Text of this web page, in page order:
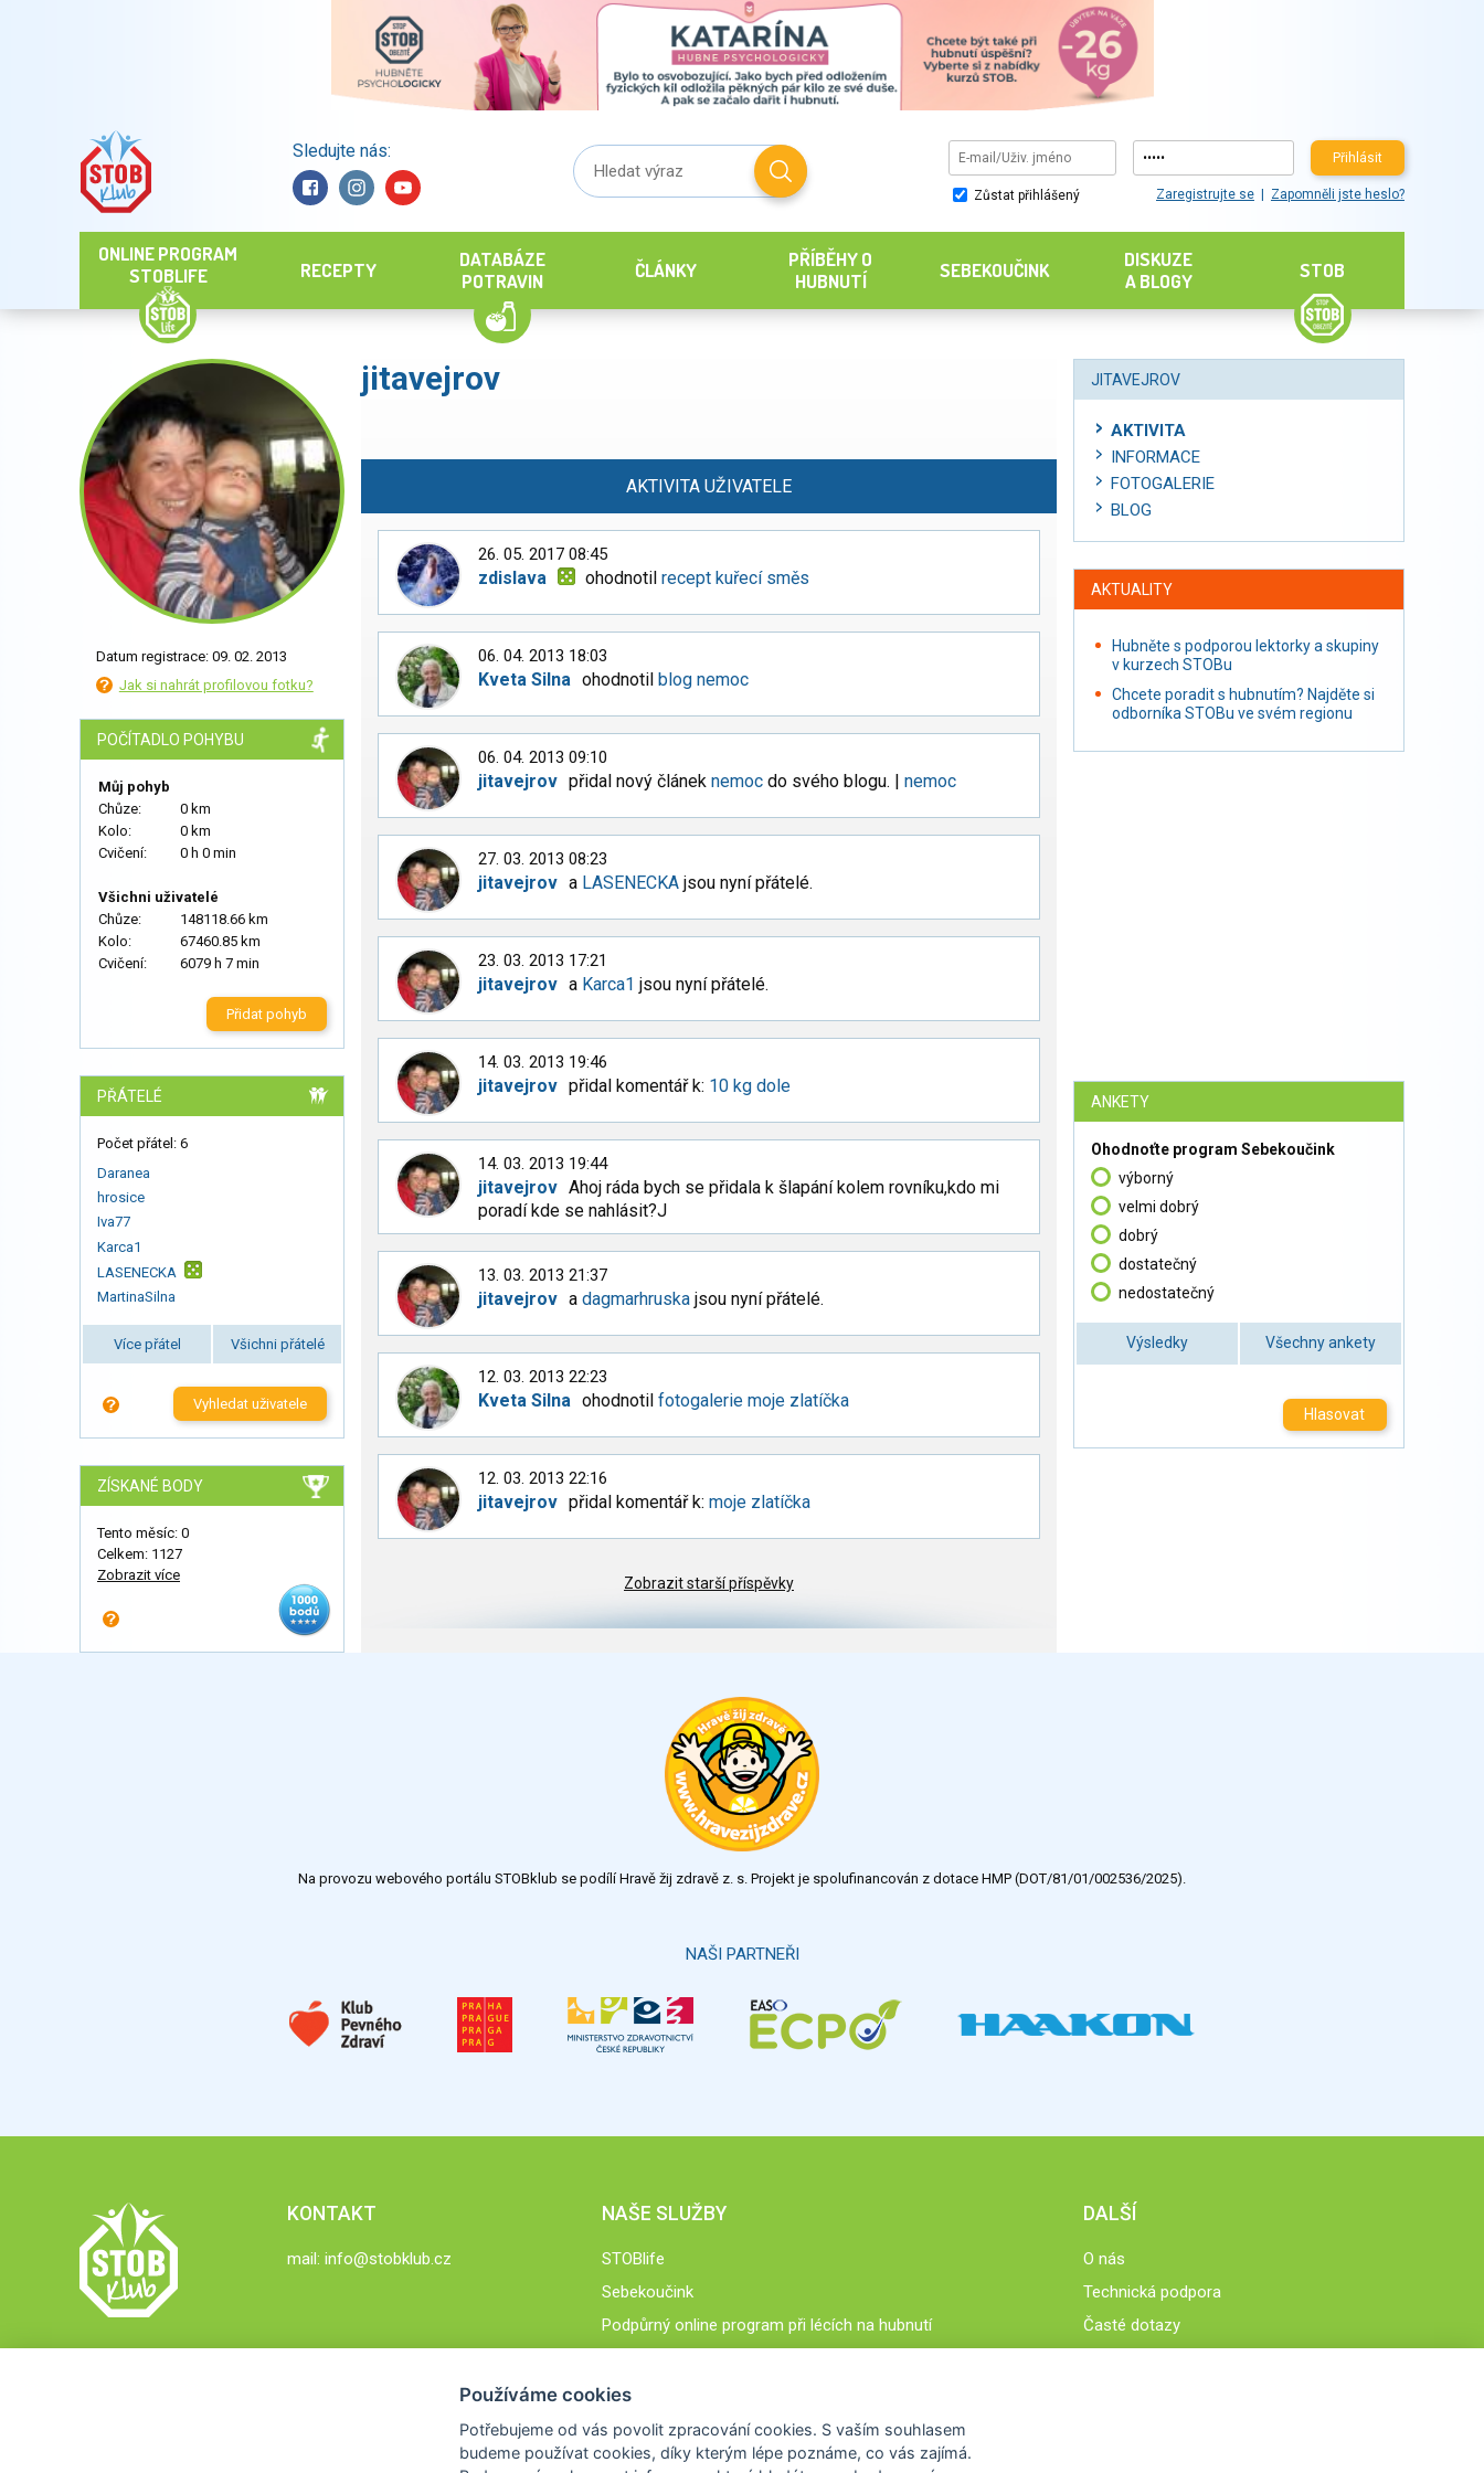
Sledujte nás: Přihlásit
Zůstat přihlášený Zaregistrujte se Zapomněli jste heslo?
ONLINE PROGRAM
STOBLIFE
RECEPTY
DATABÁZE
POTRAVIN
ČLÁNKY
PŘÍBĚHY O
HUBNUTÍ
SEBEKOUČINK
DISKUZE
A BLOGY
STOB
Datum registrace: 09. 02. 2013
Jak si nahrát profilovou fotku?
POČÍTADLO POHYBU
Můj pohyb
Chůze:
0 km
Kolo:
0 km
Cvičení:
0 h 0 min
Všichni uživatelé
Chůze:
148118.66 km
Kolo:
67460.85 km
Cvičení:
6079 h 7 min
Přidat pohyb
PŘÁTELÉ
Počet přátel: 6
Daranea
hrosice
Iva77
Karca1
LASENECKA
MartinaSilna
Více přátel Všichni přátelé
Vyhledat uživatele
ZÍSKANÉ BODY
Tento měsíc: 0
Celkem: 1127
Zobrazit více
jitavejrov
AKTIVITA UŽIVATELE
26. 05. 2017 08:45
zdislava ohodnotilrecept kuřecí směs
06. 04. 2013 18:03
Kveta Silna ohodnotilblog nemoc
06. 04. 2013 09:10
jitavejrov přidal nový článeknemoc do svého blogu. |nemoc
27. 03. 2013 08:23
jitavejrov a LASENECKA jsou nyní přátelé.
23. 03. 2013 17:21
jitavejrov a Karca1 jsou nyní přátelé.
14. 03. 2013 19:46
jitavejrov přidal komentář k: 10 kg dole
14. 03. 2013 19:44
jitavejrov Ahoj ráda bych se přidala k šlapání kolem rovníku,kdo mi
poradí kde se nahlásit?J
13. 03. 2013 21:37
jitavejrov adagmarhruska jsou nyní přátelé.
12. 03. 2013 22:23
Kveta Silna ohodnotilfotogalerie moje zlatíčka
12. 03. 2013 22:16
jitavejrov přidal komentář k:moje zlatíčka
Zobrazit starší příspěvky
JITAVEJROV
AKTIVITA
INFORMACE
FOTOGALERIE
BLOG
AKTUALITY
Hubněte s podporou lektorky a skupiny
v kurzech STOBu
Chcete poradit s hubnutím? Najděte si
odborníka STOBu ve svém regionu
ANKETY
Ohodnoťte program Sebekoučink
výborný
velmi dobrý
dobrý
dostatečný
nedostatečný
Výsledky Všechny ankety
Hlasovat
Na provozu webového portálu STOBklub se podílí Hravě žij zdravě z. s. Projekt je spolufinancován z dotace HMP (DOT/81/01/002536/2025).
NAŠI PARTNEŘI
KONTAKT
mail: info@stobklub.cz
NAŠE SLUŽBY
STOBlife
Sebekoučink
Podpůrný online program při lécích na hubnutí
DALŠÍ
O nás
Technická podpora
Časté dotazy
Používáme cookies
Potřebujeme od vás povolit zpracování cookies. S vaším souhlasem
budeme používat cookies, díky kterým lépe poznáme, co vás zajímá.